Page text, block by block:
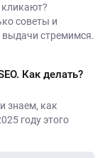
кликают?
советы и
стремимся.
Как делать?
знаем, как
году этого